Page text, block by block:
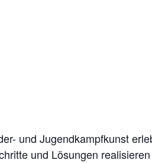
und Jugendkampfkunst
und Lösungen